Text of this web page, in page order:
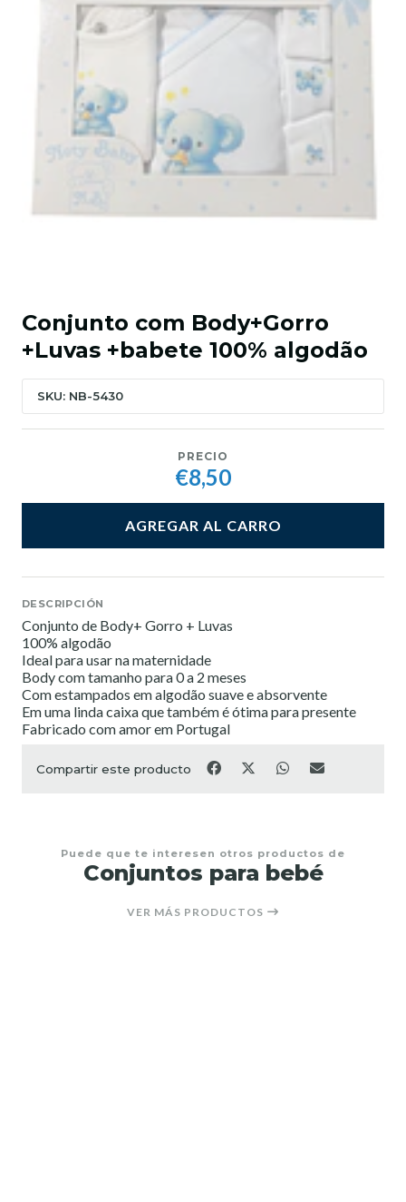
Conjunto com Body+Gorro
+Luvas +babete 100% algodão
SKU: NB-5430
PRECIO
€8,50
AGREGAR AL CARRO
DESCRIPCIÓN
Conjunto de Body+ Gorro + Luvas
100% algodão
Ideal para usar na maternidade
Body com tamanho para 0 a 2 meses
Com estampados em algodão suave e absorvente
Em uma linda caixa que também é ótima para presente
Fabricado com amor em Portugal
Compartir este producto
Puede que te interesen otros productos de
Conjuntos para bebé
VER MÁS PRODUCTOS